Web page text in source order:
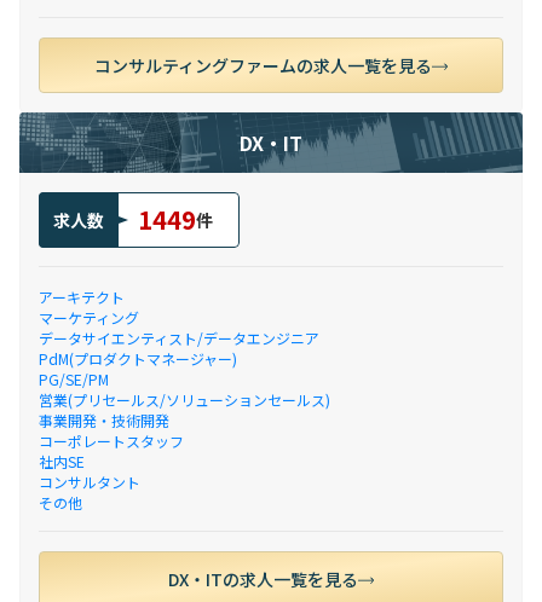
コンサルティングファームの求人一覧を見る
DX・IT
求人数 1449件
アーキテクト
マーケティング
データサイエンティスト/データエンジニア
PdM(プロダクトマネージャー)
PG/SE/PM
営業(プリセールス/ソリューションセールス)
事業開発・技術開発
コーポレートスタッフ
社内SE
コンサルタント
その他
DX・ITの求人一覧を見る